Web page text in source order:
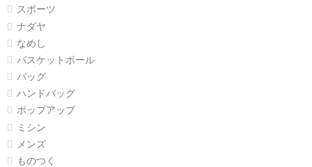
スポーツ
ナダヤ
なめし
バスケットボール
バッグ
ハンドバッグ
ポップアップ
ミシン
メンズ
ものつく